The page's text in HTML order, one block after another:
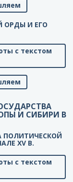
ОРДЫ И ЕГО
с текстом
И СИБИРИ В
ПОЛИТИЧЕСКОЙ
XV В.
с текстом